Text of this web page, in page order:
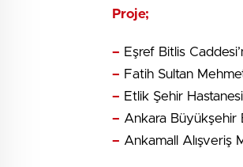
Proje;
– Eşref Bitlis
– Fatih Sultan
– Etlik Şehir
– Ankara Büyükşehir
– Ankamall Alışveriş